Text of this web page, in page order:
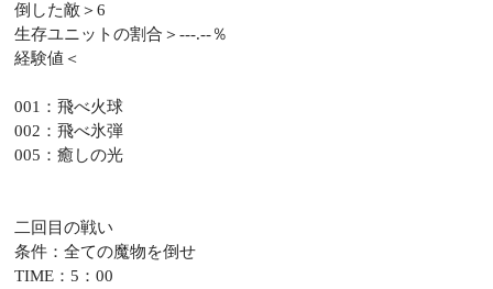
倒した敵＞6
生存ユニットの割合＞---.--％
経験値＜
001：飛べ火球
002：飛べ氷弾
005：癒しの光
二回目の戦い
条件：全ての魔物を倒せ
TIME：5：00